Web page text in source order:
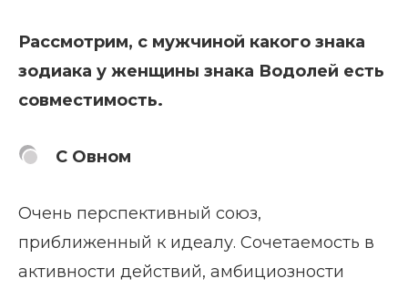
Рассмотрим, с мужчиной какого знака
зодиака у женщины знака Водолей есть
совместимость.
С Овном
Очень перспективный союз,
приближенный к идеалу. Сочетаемость в
активности действий, амбициозности